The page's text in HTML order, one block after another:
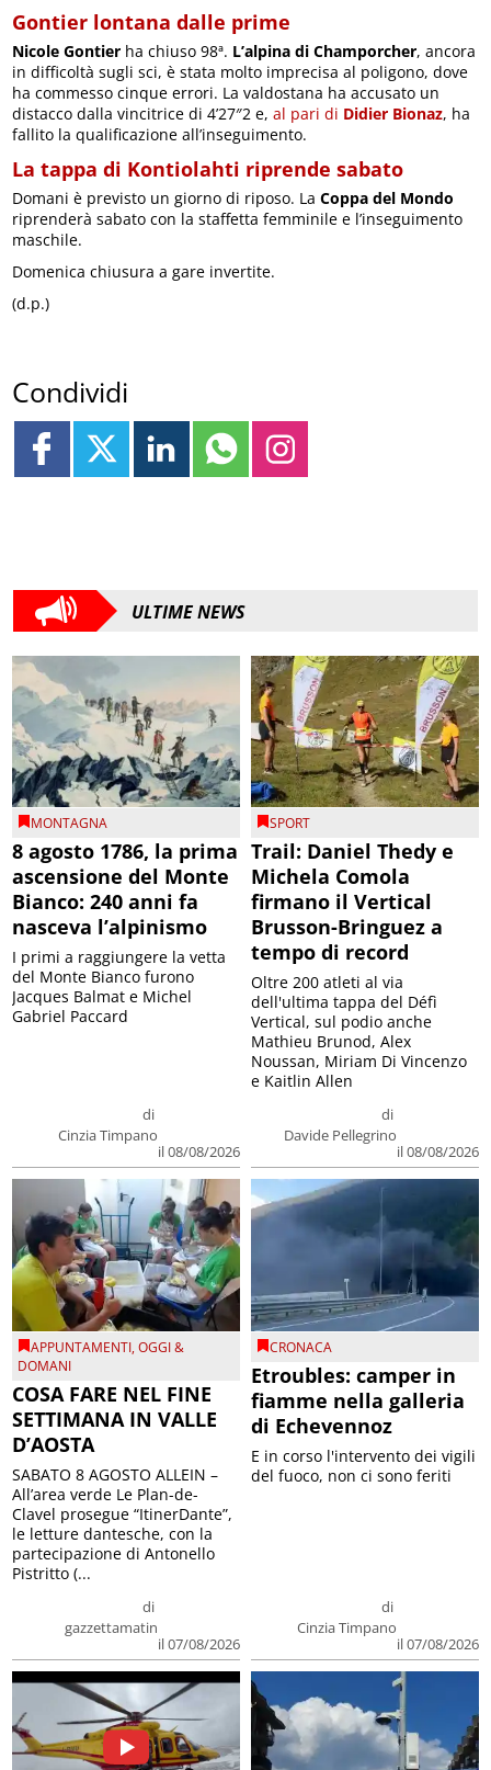
Gontier lontana dalle prime
Nicole Gontier ha chiuso 98ª. L’alpina di Champorcher, ancora
in difficoltà sugli sci, è stata molto imprecisa al poligono, dove
ha commesso cinque errori. La valdostana ha accusato un
distacco dalla vincitrice di 4’27″2 e,al pari di Didier Bionaz, ha
fallito la qualificazione all’inseguimento.
La tappa di Kontiolahti riprende sabato
Domani è previsto un giorno di riposo. LaCoppa del Mondo
riprenderà sabato con la staffetta femminile e l’inseguimento
maschile.
Domenica chiusura a gare invertite.
(d.p.)
Condividi
ULTIME NEWS
MONTAGNA
8 agosto 1786, la prima
ascensione del Monte
Bianco: 240 anni fa
nasceva l’alpinismo
di
Cinzia Timpano
il 08/08/2026
I primi a raggiungere la vetta
del Monte Bianco furono
Jacques Balmat e Michel
Gabriel Paccard
SPORT
Trail: Daniel Thedy e
Michela Comola
firmano il Vertical
Brusson-Bringuez a
tempo di record
di
Davide Pellegrino
il 08/08/2026
Oltre 200 atleti al via
dell'ultima tappa del Défì
Vertical, sul podio anche
Mathieu Brunod, Alex
Noussan, Miriam Di Vincenzo
e Kaitlin Allen
APPUNTAMENTI,OGGI &
DOMANI
COSA FARE NEL FINE
SETTIMANA IN VALLE
D’AOSTA
di
gazzettamatin
il 07/08/2026
SABATO 8 AGOSTO ALLEIN –
All’area verde Le Plan-de-
Clavel prosegue “ItinerDante”,
le letture dantesche, con la
partecipazione di Antonello
Pistritto (...
CRONACA
Etroubles: camper in
fiamme nella galleria
di Echevennoz
di
Cinzia Timpano
il 07/08/2026
E in corso l'intervento dei vigili
del fuoco, non ci sono feriti